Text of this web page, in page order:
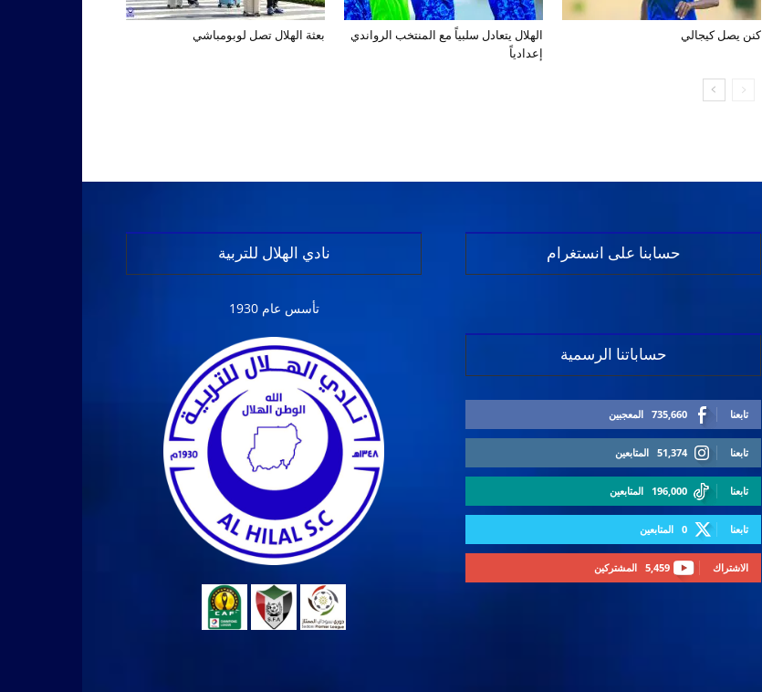
بعثة الهلال تصل لوبومباشي
الهلال يتعادل سلبياً مع المنتخب الرواندي
إعدادياً
كنن يصل كيجالي
نادي الهلال للتربية
تأسس عام 1930
حسابنا على انستغرام
حساباتنا الرسمية
735,660 المعجبين تابعنا
51,374 المتابعين تابعنا
196,000 المتابعين تابعنا
0 المتابعين تابعنا
5,459 المشتركين الاشتراك